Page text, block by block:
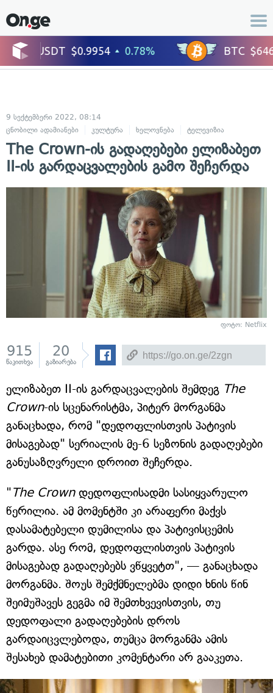
9 სექტემბერი 2022, 08:14
ცნობილი ადამიანები
კულტურა ხელოვნება ტელევიზია
The Crown-ის გადაღებები ელიზაბეთ
II-ის გარდაცვალების გამო შეჩერდა
ფოტო: Netflix
915
წაკითხვა
20
გაზიარება
ელიზაბეთ II-ის გარდაცვალების შემდეგ The
Crown-ის სცენარისტმა, პიტერ მორგანმა
განაცხადა, რომ "დედოფლისთვის პატივის
მისაგებად" სერიალის მე-6 სეზონის გადაღებები
განუსაზღვრელი დროით შეჩერდა.
"The Crownდედოფლისადმი სასიყვარულო
წერილია. ამ მომენტში კი არაფერი მაქვს
დასამატებელი დუმილისა და პატივისცემის
გარდა. ასე რომ, დედოფლისთვის პატივის
მისაგებად გადაღებებს ვწყვეტთ", — განაცხადა
მორგანმა. შოუს შემქმნელებმა დიდი ხნის წინ
შეიმუშავეს გეგმა იმ შემთხვევისთვის, თუ
დედოფალი გადაღებების დროს
გარდაიცვლებოდა, თუმცა მორგანმა ამის
შესახებ დამატებითი კომენტარი არ გააკეთა.